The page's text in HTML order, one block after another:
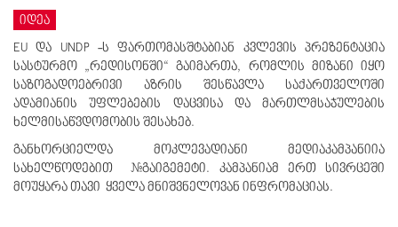
იდეა
EU და UNDP -ს ფართომასშტაბიან კვლევის პრეზენტაცია
სასტურმო „რედისონში“ გაიმართა, რომლის მიზანი იყო
საზოგადოებრივი აზრის შესწავლა საქართველოში
ადამიანის უფლებების დაცვისა და მართლმსაჯულების
ხელმისაწვდომობის შესახებ.
განხორციელდა მოკლევადიანი მედიაკამპანიია
სახელწოდებით #გაიგემეტი. კამპანიამ ერთ სივრცეში
მოუყარა თავი ყველა მნიშვნელოვან ინფრომაციას.